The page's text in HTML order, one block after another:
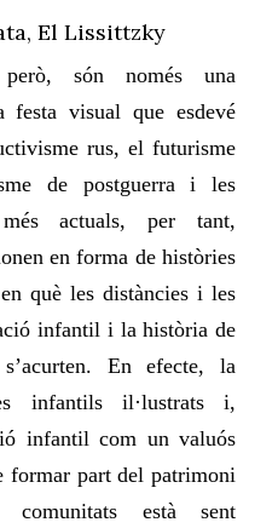
El Lissittzky
són només una
festa visual que esdevé
rus, el futurisme
de postguerra i les
més actuals, per tant,
en forma de històries
què les distàncies i les
infantil i la història de
En efecte, la
infantils il·lustrats i,
infantil com un valuós
formar part del patrimoni
està sent